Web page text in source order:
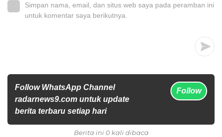
Simpan nama, email, dan situs web saya pada peramban ini
untuk komentar saya berikutnya.
Follow WhatsApp Channel
radarnews9.com untuk update
berita terbaru setiap hari
Follow
Berita ini 0 kali dibaca